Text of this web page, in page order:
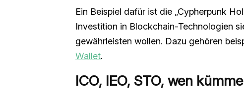
Ein Beispiel dafür ist die „Cypherpunk
Investition in Blockchain-Technologien
gewährleisten wollen. Dazu gehören
Wallet.
ICO, IEO, STO, wen